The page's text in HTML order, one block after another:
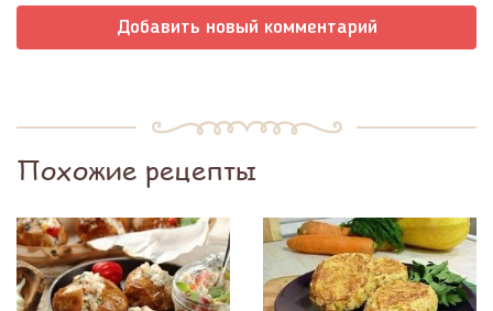
Добавить новый комментарий
Похожие рецепты